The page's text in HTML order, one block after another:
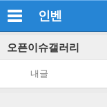
인벤
오픈이슈갤러리
내글